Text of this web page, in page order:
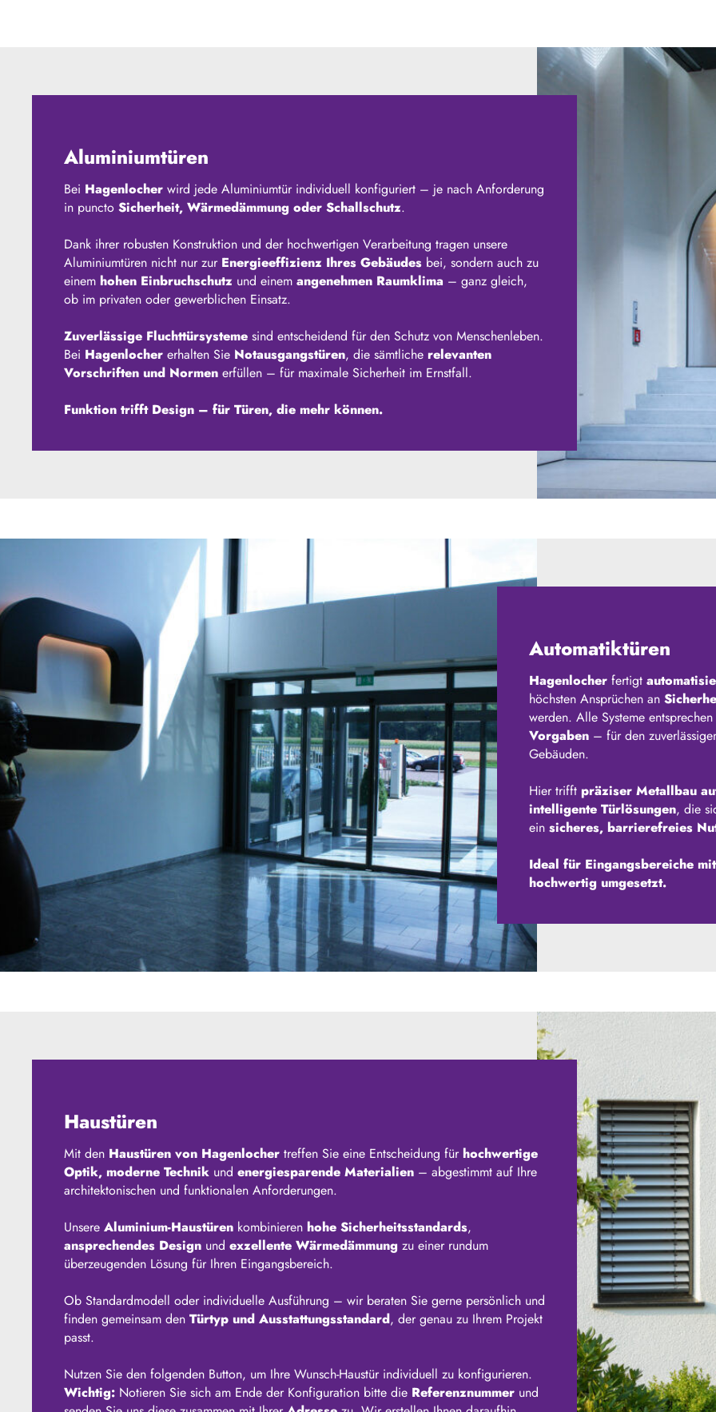
Aluminiumtüren
Bei Hagenlocher wird jede Aluminiumtür individuell konfiguriert – je nach Anforderung
in puncto Sicherheit, Wärmedämmung oder Schallschutz.
Dank ihrer robusten Konstruktion und der hochwertigen Verarbeitung tragen unsere
Aluminiumtüren nicht nur zur Energieeffizienz Ihres Gebäudes bei, sondern auch zu
einem hohen Einbruchschutz und einem angenehmen Raumklima – ganz gleich,
ob im privaten oder gewerblichen Einsatz.
Zuverlässige Fluchttürsysteme sind entscheidend für den Schutz von Menschenleben.
Bei Hagenlocher erhalten Sie Notausgangstüren, die sämtliche relevanten
Vorschriften und Normen erfüllen – für maximale Sicherheit im Ernstfall.
Funktion trifft Design – für Türen, die mehr können.
Automatiktüren
Hagenlocher fertigt
höchsten Ansprüchen an
werden. Alle Systeme
Vorgaben – für den
Gebäuden.
Hier trifft präziser Metallbau
intelligente Türlösungen, die
ein sicheres, barrierefreies
Ideal für Eingangsbereiche
hochwertig umgesetzt.
Haustüren
Mit den Haustüren von Hagenlocher treffen Sie eine Entscheidung fürhochwertige
Optik, moderne Technik und energiesparende Materialien – abgestimmt auf Ihre
architektonischen und funktionalen Anforderungen.
Unsere Aluminium-Haustüren kombinieren hohe Sicherheitsstandards,
ansprechendes Design und exzellente Wärmedämmung zu einer rundum
überzeugenden Lösung für Ihren Eingangsbereich.
Ob Standardmodell oder individuelle Ausführung – wir beraten Sie gerne persönlich und
finden gemeinsam den Türtyp und Ausstattungsstandard, der genau zu Ihrem Projekt
passt.
Nutzen Sie den folgenden Button, um Ihre Wunsch-Haustür individuell zu konfigurieren.
Wichtig: Notieren Sie sich am Ende der Konfiguration bitte die Referenznummer und